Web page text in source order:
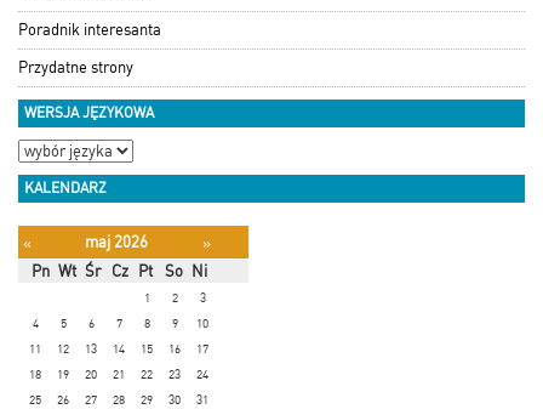
Poradnik interesanta
Przydatne strony
WERSJA JĘZYKOWA
KALENDARZ
« maj 2026
»
Pn Wt Śr Cz Pt So Ni
1 2
3
4
5 6 7 8 9
10
11
12 13 14 15 16
17
18
19 20 21 22 23
24
25
26 27 28 29 30 31